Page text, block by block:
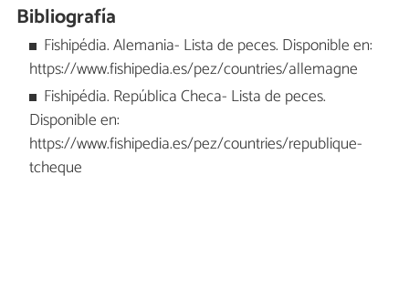
Bibliografía
Fishipédia. Alemania- Lista de peces. Disponible en:
https://www.fishipedia.es/pez/countries/allemagne
Fishipédia. República Checa- Lista de peces.
Disponible en:
https://www.fishipedia.es/pez/countries/republique-
tcheque